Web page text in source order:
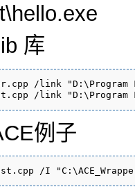
库
/link "D:\Program
例子